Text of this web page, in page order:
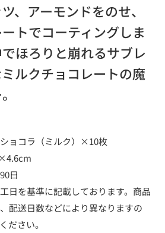
、アーモンドをのせ、
トでコーティングしま
ほろりと崩れるサブレ
ルクチョコレートの魔
ョコラ（ミルク）×10枚
日
日を基準に記載しております。商品
配送日数などにより異なりますの
ださい。